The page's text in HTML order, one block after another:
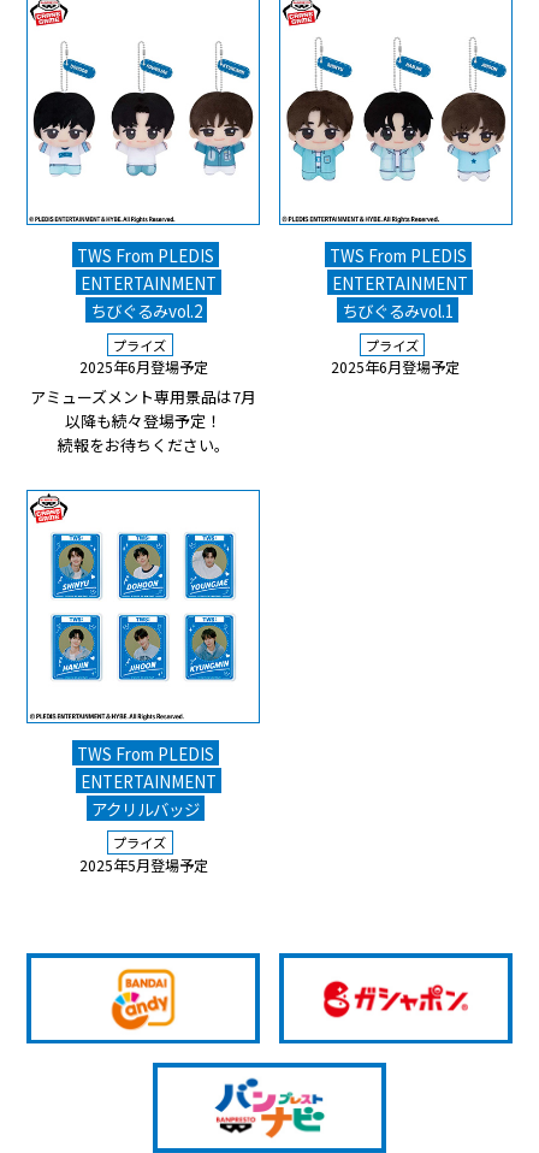
TWS From PLEDIS
ENTERTAINMENT
ちびぐるみvol.2
プライズ
2025年6月登場予定
アミューズメント専用景品は7月
以降も続々登場予定！
続報をお待ちください。
TWS From PLEDIS
ENTERTAINMENT
ちびぐるみvol.1
プライズ
2025年6月登場予定
TWS From PLEDIS
ENTERTAINMENT
アクリルバッジ
プライズ
2025年5月登場予定